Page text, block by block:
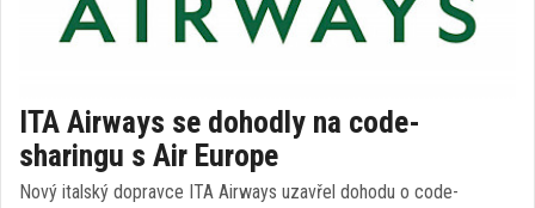
ITA Airways se dohodly na code-
sharingu s Air Europe
Nový italský dopravce ITA Airways uzavřel dohodu o code-